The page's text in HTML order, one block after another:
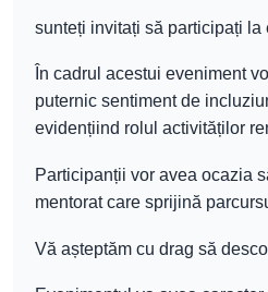
sunteți invitați să participați la
În cadrul acestui eveniment
puternic sentiment de
evidențiind rolul activităților
Participanții vor avea ocazia
mentorat care sprijină
Vă așteptăm cu drag să